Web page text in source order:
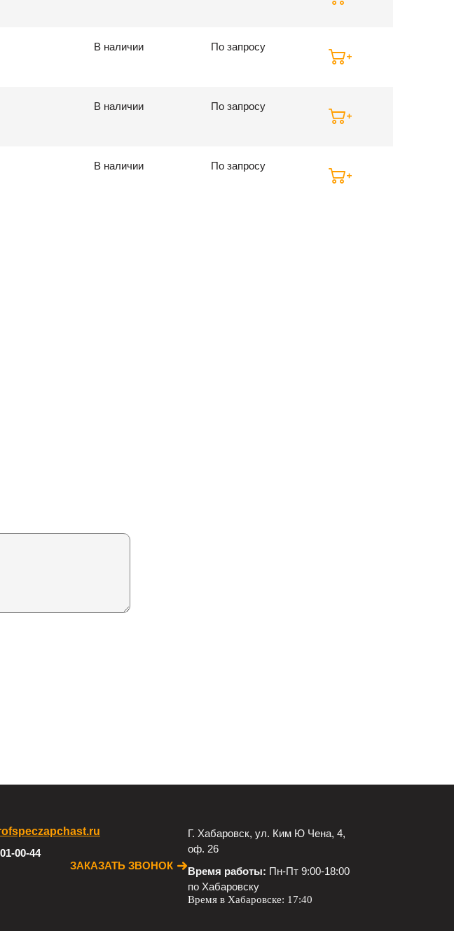
В наличии По запросу
В наличии По запросу
В наличии По запросу
00-44
ЗАКАЗАТЬ ЗВОНОК
Г. Хабаровск, ул. Ким Ю Чена, 4,
оф. 26
Время работы: Пн-Пт 9:00-18:00
по Хабаровску
Время в Хабаровске: 17:40